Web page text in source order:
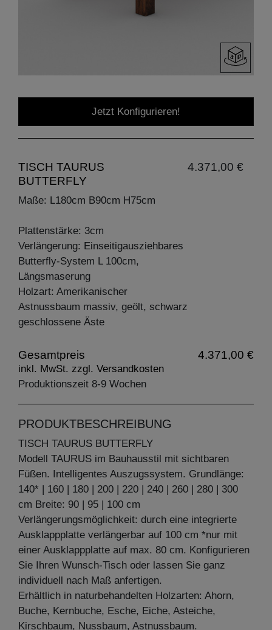
Jetzt Konfigurieren!
TISCH TAURUS
BUTTERFLY
4.371,00 €
Maße: L180cm B90cm H75cm
Plattenstärke: 3cm
Verlängerung: Einseitigausziehbares
Butterfly-System L 100cm,
Längsmaserung
Holzart: Amerikanischer
Astnussbaum massiv, geölt, schwarz
geschlossene Äste
Gesamtpreis 4.371,00 €
inkl. MwSt. zzgl. Versandkosten
Produktionszeit 8-9 Wochen
PRODUKTBESCHREIBUNG
TISCH TAURUS BUTTERFLY
Modell TAURUS im Bauhausstil mit sichtbaren
Füßen. Intelligentes Auszugssystem. Grundlänge:
140* | 160 | 180 | 200 | 220 | 240 | 260 | 280 | 300
cm Breite: 90 | 95 | 100 cm
Verlängerungsmöglichkeit: durch eine integrierte
Ausklappplatte verlängerbar auf 100 cm *nur mit
einer Ausklappplatte auf max. 80 cm. Konfigurieren
Sie Ihren Wunsch-Tisch oder lassen Sie ganz
individuell nach Maß anfertigen.
Erhältlich in naturbehandelten Holzarten: Ahorn,
Buche, Kernbuche, Esche, Eiche, Asteiche,
Kirschbaum, Nussbaum, Astnussbaum.